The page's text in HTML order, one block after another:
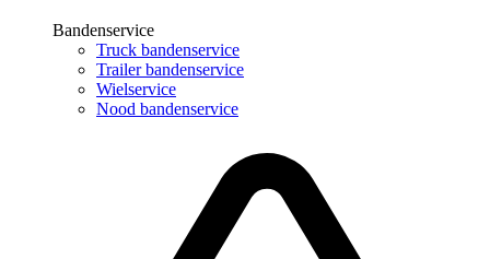
Bandenservice
Truck bandenservice
Trailer bandenservice
Wielservice
Nood bandenservice